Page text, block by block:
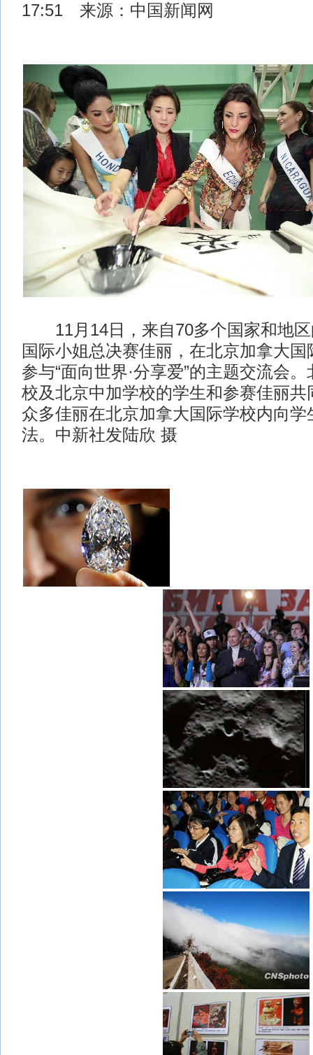
17:51 来源：中国新闻网
11月14日，来自70多个国家和地区
国际小姐总决赛佳丽，在北京加拿大
参与“面向世界·分享爱”的主题交流会
校及北京中加学校的学生和参赛佳丽共
众多佳丽在北京加拿大国际学校内向学
法。中新社发陆欣 摄